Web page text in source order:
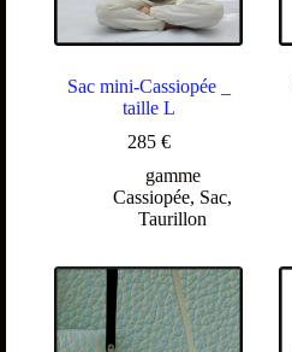
Sac mini-Cassiopée _
taille L
285 €
gamme
Cassiopée, Sac,
Taurillon